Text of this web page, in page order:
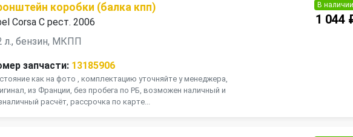
коробки (балка кпп)
Corsa C рест. 2006
л., бензин, МКПП
запчасти: 13185906
как на фото , комплектацию уточняйте у менеджера,
из Франции, без пробега по РБ, возможен наличный и
расчёт, рассрочка по карте...
В наличии
1 044